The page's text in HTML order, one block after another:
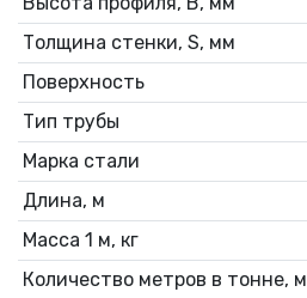
Толщина стенки, S, мм
Поверхность
Тип трубы
Марка стали
Длина, м
Масса 1 м, кг
Количество метров в тонне, м